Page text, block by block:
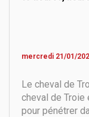
mercredi 21/01/
Le cheval de
cheval de Troie
pour pénétrer